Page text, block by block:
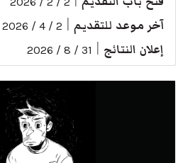
آخر موعد للتقديم 2 / 4 / 2026
إعلان النتائج 31 / 8 / 2026